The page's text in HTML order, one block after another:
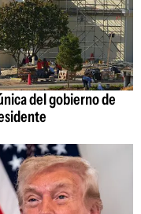
del gobierno de